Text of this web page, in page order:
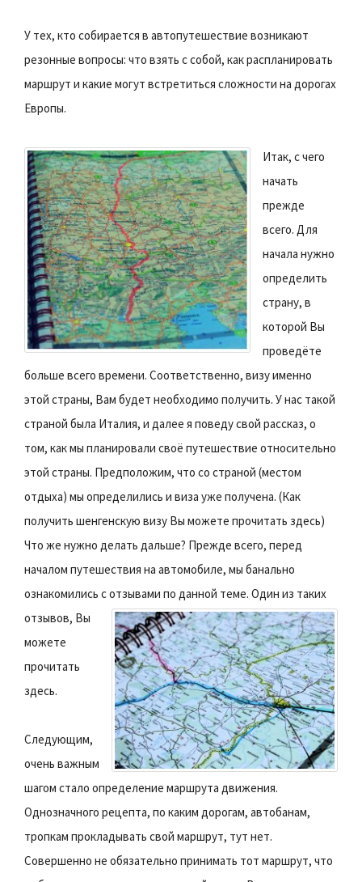
У тех, кто собирается в автопутешествие возникают
резонные вопросы: что взять с собой, как распланировать
маршрут и какие могут встретиться сложности на дорогах
Европы.
Итак, с чего
начать
прежде
всего. Для
начала нужно
определить
страну, в
которой Вы
проведёте
больше всего времени. Соответственно, визу именно
этой страны, Вам будет необходимо получить. У нас такой
страной была Италия, и далее я поведу свой рассказ, о
том, как мы планировали своё путешествие относительно
этой страны. Предположим, что со страной (местом
отдыха) мы определились и виза уже получена. (Как
получить шенгенскую визу Вы можете прочитать здесь)
Что же нужно делать дальше? Прежде всего, перед
началом путешествия на автомобиле, мы банально
ознакомились с отзывами по данной теме. Один из таких
отзывов, Вы
можете
прочитать
здесь.
Следующим,
очень важным
шагом стало определение маршрута движения.
Однозначного рецепта, по каким дорогам, автобанам,
тропкам прокладывать свой маршрут, тут нет.
Совершенно не обязательно принимать тот маршрут, что